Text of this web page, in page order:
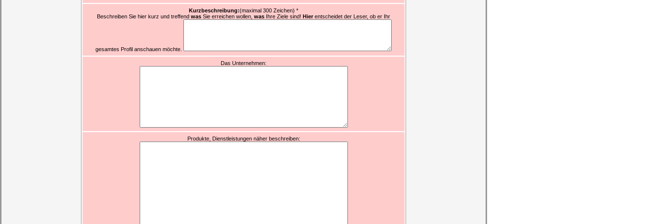
Kurzbeschreibung:(maximal 300 Zeichen) *
Beschreiben Sie hier kurz und treffend was Sie erreichen wollen, was Ihre Ziele sind! Hierentscheidet der Leser, ob er Ihr
gesamtes Profil anschauen möchte.
Das Unternehmen:
Produkte, Dienstleistungen näher beschreiben: